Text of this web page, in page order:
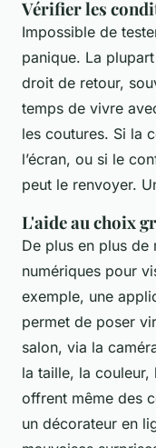
Vérifier les
Impossible de
panique. La
droit de retour,
temps de vivre
les coutures. Si la
l’écran, ou si le
peut le renvoyer.
L'aide au choix
De plus en plus
numériques pour
exemple, une
permet de poser
salon, via la
la taille, la couleur,
offrent même des
un décorateur en